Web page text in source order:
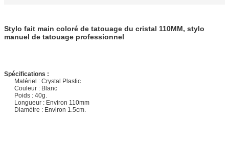
Stylo fait main coloré de tatouage du cristal 110MM, stylo
manuel de tatouage professionnel
Spécifications :
Matériel : Crystal Plastic
Couleur : Blanc
Poids : 40g.
Longueur : Environ 110mm
Diamètre : Environ 1.5cm.